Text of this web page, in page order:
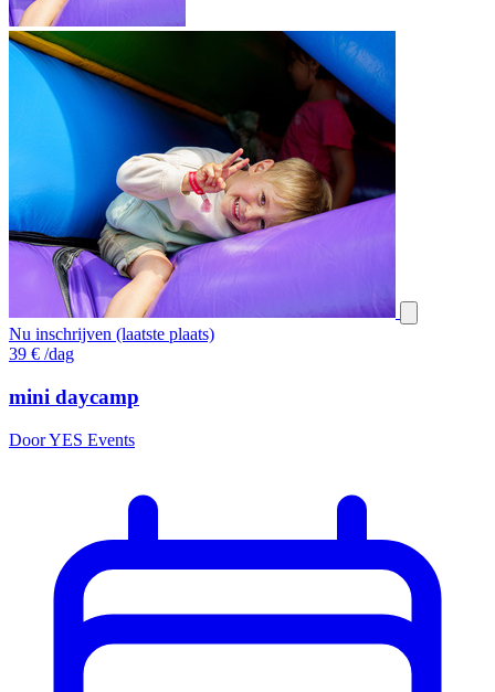
Nu inschrijven (laatste plaats)
39 € /dag
mini daycamp
Door YES Events